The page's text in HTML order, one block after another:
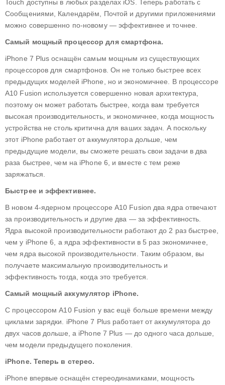
Touch доступны в любых разделах iOS. Теперь работать с
Сообщениями, Календарём, Почтой и другими приложениями
можно совершенно по-новому — эффективнее и точнее.
Самый мощный процессор для смартфона.
iPhone 7 Plus оснащён самым мощным из существующих
процессоров для смартфонов. Он не только быстрее всех
предыдущих моделей iPhone, но и экономичнее. В процессоре
A10 Fusion используется совершенно новая архитектура,
поэтому он может работать быстрее, когда вам требуется
высокая производительность, и экономичнее, когда мощность
устройства не столь критична для ваших задач. А поскольку
этот iPhone работает от аккумулятора дольше, чем
предыдущие модели, вы сможете решать свои задачи в два
раза быстрее, чем на iPhone 6, и вместе с тем реже
заряжаться.
Быстрее и эффективнее.
В новом 4-ядерном процессоре A10 Fusion два ядра отвечают
за производительность и другие два — за эффективность.
Ядра высокой производительности работают до 2 раз быстрее,
чем у iPhone 6, а ядра эффективности в 5 раз экономичнее,
чем ядра высокой производительности. Таким образом, вы
получаете максимальную производительность и
эффективность тогда, когда это требуется.
Самый мощный аккумулятор iPhone.
С процессором A10 Fusion у вас ещё больше времени между
циклами зарядки. iPhone 7 Plus работает от аккумулятора до
двух часов дольше, а iPhone 7 Plus — до одного часа дольше,
чем модели предыдущего поколения.
iPhone. Теперь в стерео.
iPhone впервые оснащён стереодинамиками, мощность